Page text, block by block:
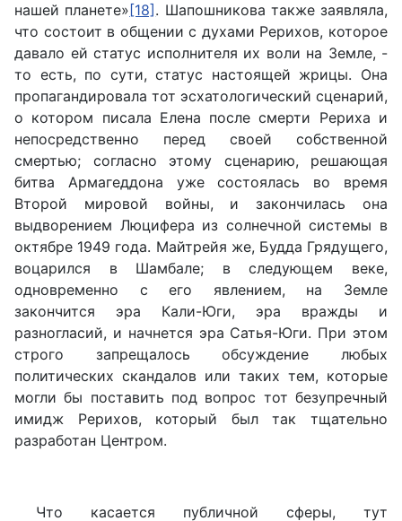
нашей планете» [18] . Шапошникова также заявляла,
что состоит в общении с духами Рерихов, которое
давало ей статус исполнителя их воли на Земле, -
то есть, по сути, статус настоящей жрицы. Она
пропагандировала тот эсхатологический сценарий,
о котором писала Елена после смерти Рериха и
непосредственно перед своей собственной
смертью; согласно этому сценарию, решающая
битва Армагеддона уже состоялась во время
Второй мировой войны, и закончилась она
выдворением Люцифера из солнечной системы в
октябре 1949 года. Майтрейя же, Будда Грядущего,
воцарился в Шамбале; в следующем веке,
одновременно с его явлением, на Земле
закончится эра Кали-Юги, эра вражды и
разногласий, и начнется эра Сатья-Юги. При этом
строго запрещалось обсуждение любых
политических скандалов или таких тем, которые
могли бы поставить под вопрос тот безупречный
имидж Рерихов, который был так тщательно
разработан Центром.
Что касается публичной сферы, тут